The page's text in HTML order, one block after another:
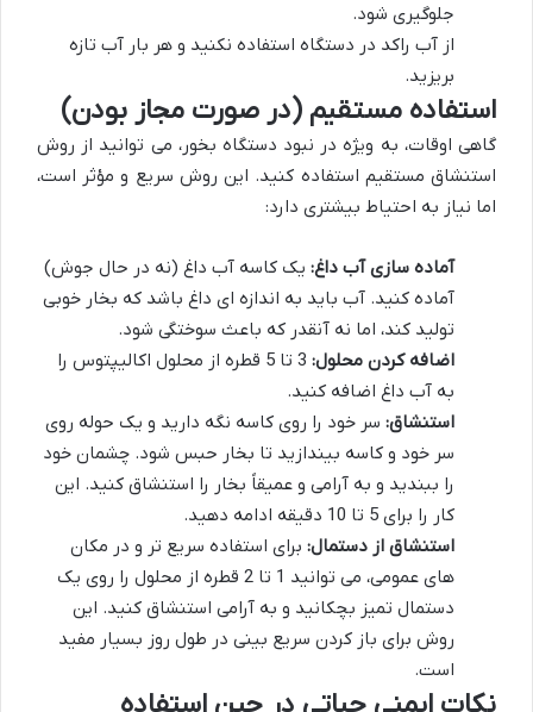
جلوگیری شود.
از آب راکد در دستگاه استفاده نکنید و هر بار آب تازه
بریزید.
استفاده مستقیم (در صورت مجاز بودن)
گاهی اوقات، به ویژه در نبود دستگاه بخور، می توانید از روش
استنشاق مستقیم استفاده کنید. این روش سریع و مؤثر است،
اما نیاز به احتیاط بیشتری دارد:
آماده سازی آب داغ: یک کاسه آب داغ (نه در حال جوش)
آماده کنید. آب باید به اندازه ای داغ باشد که بخار خوبی
تولید کند، اما نه آنقدر که باعث سوختگی شود.
اضافه کردن محلول:
3 تا 5 قطره از محلول اکالیپتوس را
به آب داغ اضافه کنید.
استنشاق: سر خود را روی کاسه نگه دارید و یک حوله روی
سر خود و کاسه بیندازید تا بخار حبس شود. چشمان خود
را ببندید و به آرامی و عمیقاً بخار را استنشاق کنید. این
کار را برای 5 تا 10 دقیقه ادامه دهید.
استنشاق از دستمال: برای استفاده سریع تر و در مکان
های عمومی، می توانید 1 تا 2 قطره از محلول را روی یک
دستمال تمیز بچکانید و به آرامی استنشاق کنید. این
روش برای باز کردن سریع بینی در طول روز بسیار مفید
است.
نکات ایمنی حیاتی در حین استفاده